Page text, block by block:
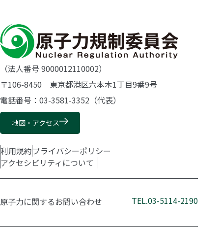
（法人番号 9000012110002）
〒106-8450 東京都港区六本木1丁目9番9号
電話番号：03-3581-3352（代表）
地図・アクセス
利用規約プライバシーポリシー
アクセシビリティについて
原子力に関するお問い合わせ TEL.03-5114-2190